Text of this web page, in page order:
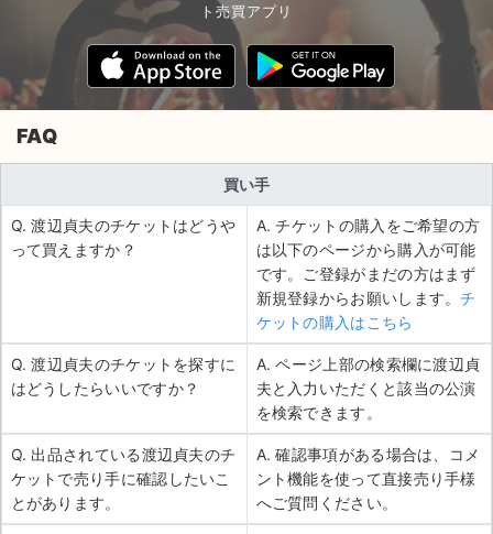
不正転売禁止法について
チケットジャムの取り組み
音楽情報
ト売買アプリ
FAQ
買い手
Q. 渡辺貞夫のチケットはどうや
って買えますか？
A. チケットの購入をご希望の方
は以下のページから購入が可能
です。ご登録がまだの方はまず
新規登録からお願いします。チ
ケットの購入はこちら
Q. 渡辺貞夫のチケットを探すに
はどうしたらいいですか？
A. ページ上部の検索欄に渡辺貞
夫と入力いただくと該当の公演
を検索できます。
Q. 出品されている渡辺貞夫のチ
ケットで売り手に確認したいこ
とがあります。
A. 確認事項がある場合は、コメ
ント機能を使って直接売り手様
へご質問ください。